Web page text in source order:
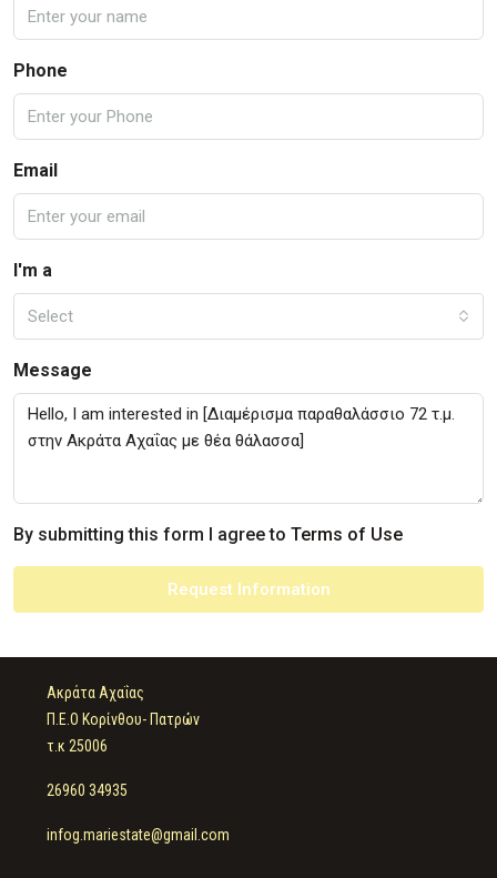
Phone
Email
I'm a
Select
Message
By submitting this form I agree to Terms of Use
Request Information
Ακράτα Αχαΐας
Π.Ε.Ο Κορίνθου- Πατρών
τ.κ 25006
26960 34935
infog.mariestate@gmail.com